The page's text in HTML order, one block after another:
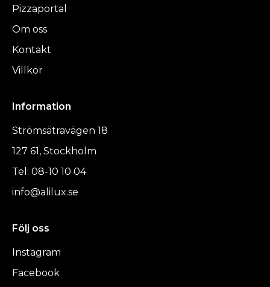
Pizzaportal
Om oss
Kontakt
Villkor
Information
Strömsätravägen 18
127 61, Stockholm
Tel: 08-10 10 04
info@alilux.se
Följ oss
Instagram
Facebook